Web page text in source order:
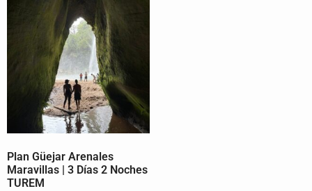
Plan Güejar Arenales
Maravillas | 3 Días 2 Noches
TUREM